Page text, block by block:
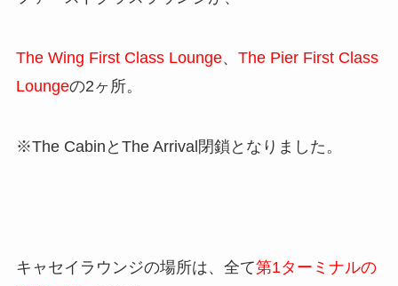
The Wing First Class Lounge、 The Pier First Class
Loungeの2ヶ所。
※The CabinとThe Arrival閉鎖となりました。
キャセイラウンジの場所は、全て第1ターミナルの